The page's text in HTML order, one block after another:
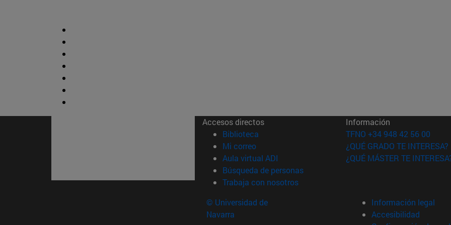
Accesos directos
Biblioteca (abre en nueva ventana)
Mi correo(abre en nueva ventana)
Aula virtual ADI (abre en nueva ventana)
Búsqueda de personas(abre en nueva ventana)
Trabaja con nosotros(abre en nueva ventana)
Información
TFNO +34 948 42 56 00
¿QUÉ GRADO TE INTERESA?
¿QUÉ MÁSTER TE
© Universidad de
Navarra
Información legal
Accesibilidad